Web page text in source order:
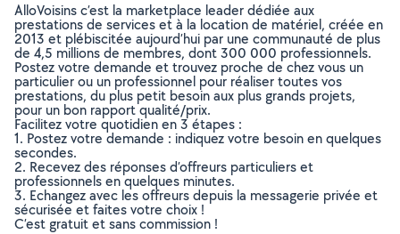
AlloVoisins c’est la marketplace leader dédiée aux
prestations de services et à la location de matériel, créée en
2013 et plébiscitée aujourd’hui par une communauté de plus
de 4,5 millions de membres, dont 300 000 professionnels.
Postez votre demande et trouvez proche de chez vous un
particulier ou un professionnel pour réaliser toutes vos
prestations, du plus petit besoin aux plus grands projets,
pour un bon rapport qualité/prix.
Facilitez votre quotidien en 3 étapes :
1. Postez votre demande : indiquez votre besoin en quelques
secondes.
2. Recevez des réponses d’offreurs particuliers et
professionnels en quelques minutes.
3. Echangez avec les offreurs depuis la messagerie privée et
sécurisée et faites votre choix !
C’est gratuit et sans commission !